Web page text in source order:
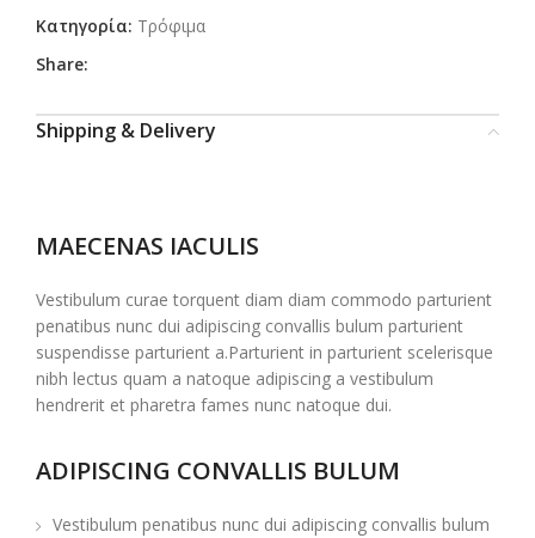
Κατηγορία: Τρόφιμα
Share:
Shipping & Delivery
MAECENAS IACULIS
Vestibulum curae torquent diam diam commodo parturient
penatibus nunc dui adipiscing convallis bulum parturient
suspendisse parturient a.Parturient in parturient scelerisque
nibh lectus quam a natoque adipiscing a vestibulum
hendrerit et pharetra fames nunc natoque dui.
ADIPISCING CONVALLIS BULUM
Vestibulum penatibus nunc dui adipiscing convallis bulum